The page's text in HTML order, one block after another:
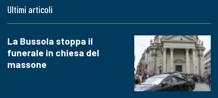
Ultimi articoli
La Bussola stoppa il
funerale in chiesa del
massone